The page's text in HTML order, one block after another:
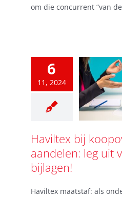
om die concurrent “van
6
11, 2024
Haviltex bij
aandelen: leg uit
bijlagen!
Haviltex maatstaf: als